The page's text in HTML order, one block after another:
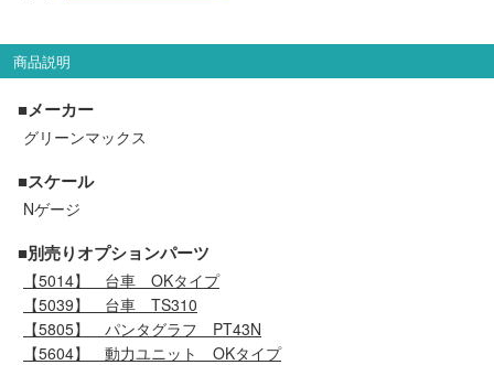
走行エリア別 鉄道模型車両リスト
北海道・東北
中部
中国・四国
お役立ち情報
商品説明
■メーカー
グリーンマックス
■スケール
Nゲージ
■別売りオプションパーツ
【5014】
台車 OKタイプ
【5039】
台車 TS310
【5805】
パンタグラフ PT43N
【5604】
動力ユニット OKタイプ